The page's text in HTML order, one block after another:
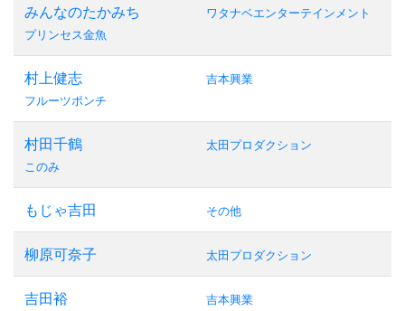
みんなのたかみち
プリンセス金魚
ワタナベエンターテインメント
村上健志
フルーツポンチ
吉本興業
村田千鶴
このみ
太田プロダクション
もじゃ吉田 その他
柳原可奈子 太田プロダクション
吉田裕 吉本興業